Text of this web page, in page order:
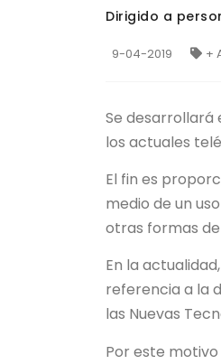
Dirigido a
9-04-2019 +
Se desarrollará
los actuales
El fin es
medio de un
otras formas
En la
referencia a la
las Nuevas
Por este motivo